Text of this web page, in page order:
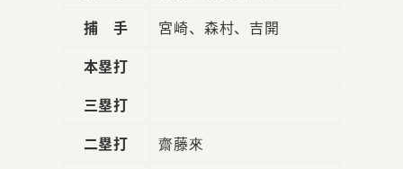
捕 手
宮崎、森村、吉開
本塁打
三塁打
二塁打
齋藤來